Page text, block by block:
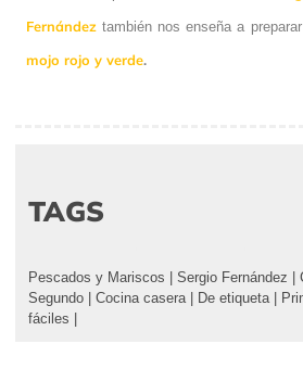
Fernández también nos enseña a
mojo rojo y verde.
TAGS
Pescados y Mariscos Sergio Fernández
Segundo
Cocina casera| De etiqueta|
fáciles